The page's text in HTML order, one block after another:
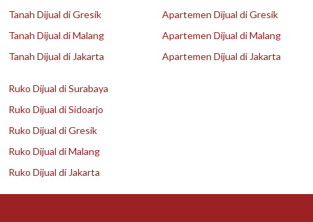
Tanah Dijual di Gresik
Tanah Dijual di Malang
Tanah Dijual di Jakarta
Apartemen Dijual di Gresik
Apartemen Dijual di Malang
Apartemen Dijual di Jakarta
Ruko Dijual di Surabaya
Ruko Dijual di Sidoarjo
Ruko Dijual di Gresik
Ruko Dijual di Malang
Ruko Dijual di Jakarta